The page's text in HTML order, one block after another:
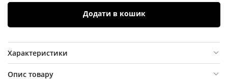
Додати в кошик
Характеристики
Опис товару